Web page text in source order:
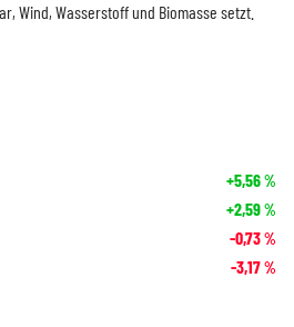
Wind, Wasserstoff und Biomasse setzt.
+5,56%
+2,59%
-0,73%
-3,17%